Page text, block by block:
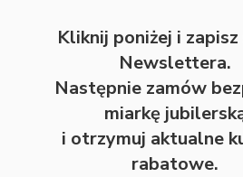
Kliknij poniżej i zapisz
Newslettera.
Następnie zamów
miarkę
i otrzymuj aktualne
rabatowe.